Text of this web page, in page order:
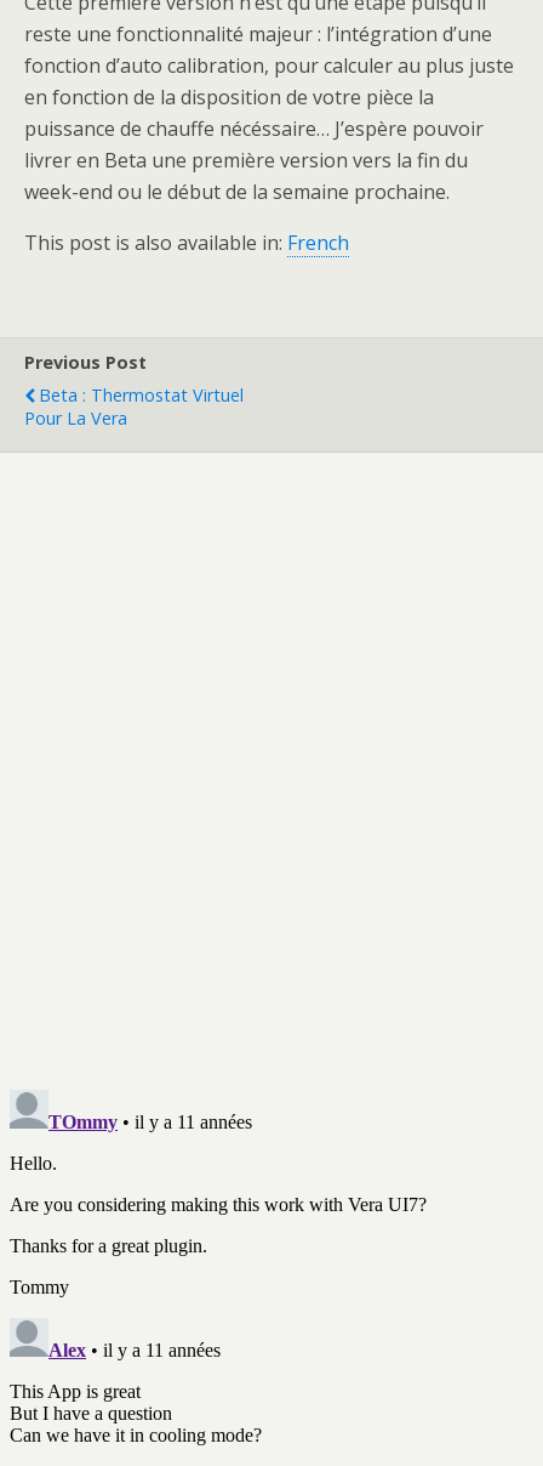
reste une fonctionnalité majeur : l’intégration d’une
fonction d’auto calibration, pour calculer au plus juste
en fonction de la disposition de votre pièce la
puissance de chauffe nécéssaire… J’espère pouvoir
livrer en Beta une première version vers la fin du
week-end ou le début de la semaine prochaine.
This post is also available in: French
Previous Post
Beta : Thermostat Virtuel
Pour La Vera